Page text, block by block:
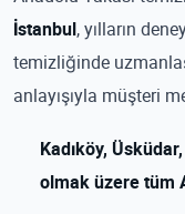
İstanbul, yılların
temizliğinde
anlayışıyla müşteri
Kadıköy,
olmak üzere tüm